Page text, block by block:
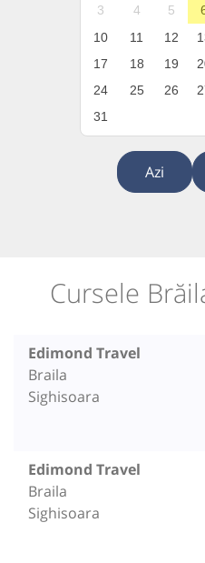
3
4 5
10
11 12
17
18 19
24
25 26
31
Azi
Cursele
Edimond Travel
Braila
Sighisoara
Edimond Travel
Braila
Sighisoara